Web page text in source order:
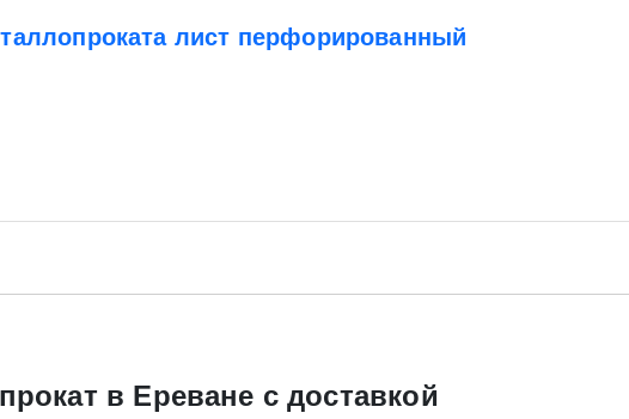
лист перфорированный
в Ереване с доставкойОтправить заявку